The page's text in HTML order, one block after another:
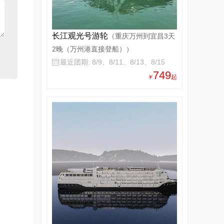
长江观光号游轮 （重庆万州到宜昌3天
2晚（万州港直接登船））
 最近团期: 8/9、8/11、8/13、8/15
￥749起